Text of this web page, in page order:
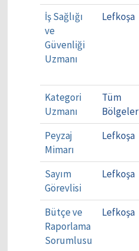
İş Sağlığı
ve
Güvenliği
Uzmanı
Lefkoşa
Kategori
Uzmanı
Tüm
Bölgeler
Peyzaj
Mimarı
Lefkoşa
Sayım
Görevlisi
Lefkoşa
Bütçe ve
Raporlama
Sorumlusu
Lefkoşa